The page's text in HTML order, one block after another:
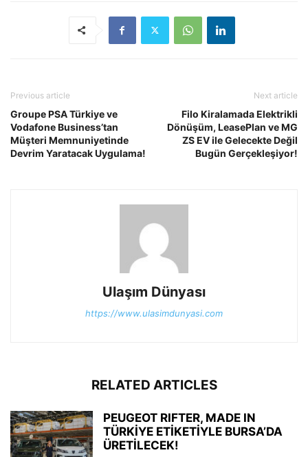
Previous article
Groupe PSA Türkiye ve
Vodafone Business’tan
Müşteri Memnuniyetinde
Devrim Yaratacak Uygulama!
Next article
Filo Kiralamada Elektrikli
Dönüşüm, LeasePlan ve MG
ZS EV ile Gelecekte Değil
Bugün Gerçekleşiyor!
Ulaşım Dünyası
https://www.ulasimdunyasi.com
RELATED ARTICLES
PEUGEOT RIFTER, MADE IN
TÜRKİYE ETİKETİYLE BURSA’DA
ÜRETİLECEK!